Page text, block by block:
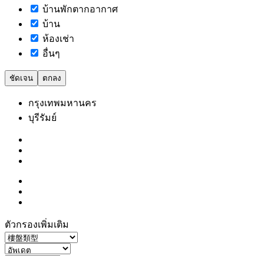
บ้านพักตากอากาศ
บ้าน
ห้องเช่า
อื่นๆ
ชัดเจน ตกลง
กรุงเทพมหานคร
บุรีรัมย์
ตัวกรองเพิ่มเติม